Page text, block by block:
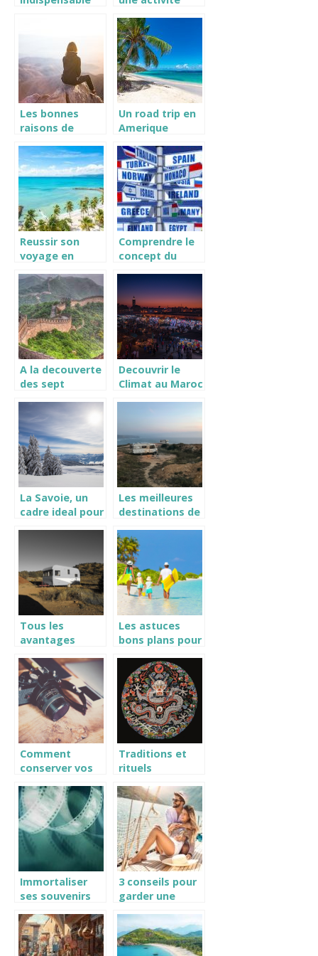
faire en France
Les bonnes
raisons de
voyage
Un road trip en
Amerique
prevu ? Tout ce
qu’il faut savoir
!
Reussir son
voyage en
nos conseils
Comprendre le
concept du
linguistique
A la decouverte
des sept
monde
Decouvrir le
Climat au Maroc
La Savoie, un
cadre ideal pour
Les meilleures
destinations de
voyager en
camping-car
Tous les
avantages
de voyager en
caravane
Les astuces
bons plans pour
modique a
Pointe a Pitre
Comment
conserver vos
photos de
souvenir de
vacances ?
Traditions et
rituels
du nouvel an
chinois
Immortaliser
ses souvenirs
avec une
impression
photo
3 conseils pour
garder une
beauté en
voyage